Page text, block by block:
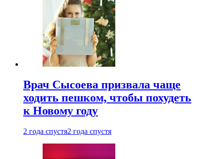
Врач Сысоева призвала чаще
ходить пешком, чтобы похудеть
к Новому году
2 года спустя2 года спустя